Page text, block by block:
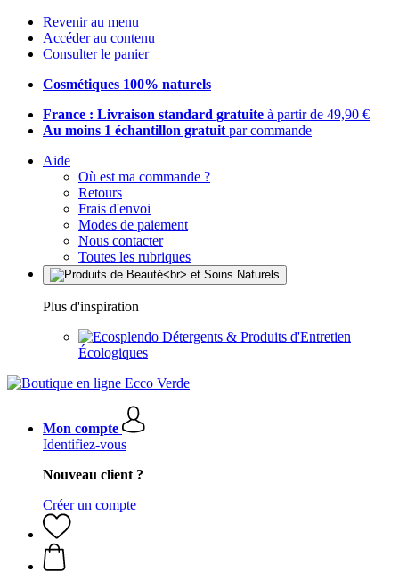
Revenir au menu
Accéder au contenu
Consulter le panier
Cosmétiques 100% naturels
France : Livraison standard gratuite à partir de 49,90 €
Au moins 1 échantillon gratuit par commande
Aide
Où est ma commande ?
Retours
Frais d'envoi
Modes de paiement
Nous contacter
Toutes les rubriques
Plus d'inspiration
Détergents & Produits d'Entretien
Écologiques
Mon compte
Identifiez-vous
Nouveau client ?
Créer un compte